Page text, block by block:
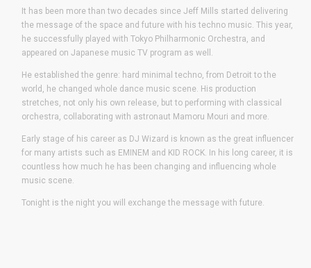
It has been more than two decades sinceJeff Mills started delivering
the message of the space and future with his techno music. This year,
he successfully played with Tokyo Philharmonic Orchestra, and
appeared on Japanese music TV program as well.
He established the genre: hard minimal techno, from Detroit to the
world, he changed whole dance music scene. His production
stretches, not only his own release, but to performing with classical
orchestra, collaborating with astronaut Mamoru Mouri and more.
Early stage of his career as DJ Wizard is known as the great influencer
for many artists such as EMINEM and KID ROCK. In his long career, it is
countless how much he has been changing and influencing whole
music scene.
Tonight is the night you will exchange the message with future.